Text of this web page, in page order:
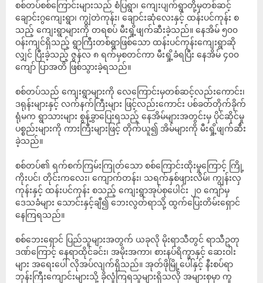
စစ်တပ်စစ်ကြောင်းများသည် စံပြရွာ၊ ကျေးပျက်ရွာတို့မှတစ်ဆင့်
ချောင်းဂွကျေးရွာ၊ ကျွဲတဲကုန်း၊ ချောင်းဆုံလေးနှင့် ထန်းပင်ကုန်း စ
သည့် ကျေးရွာများကို တရစပ် မီးရှို့ဖျက်ဆီးခဲ့သည်။ နေအိမ် ၅၀၀
ဝန်းကျင်ရှိသည့် ရွာကြီးတစ်ရွာဖြစ်သော ထန်းပင်ကုန်းကျေးရွာဆို
လျှင် ပြီးခဲ့သည့် ဇွန်လ ၈ ရက်မှစတင်ကာ မီးရှို့ခံရပြီး နေအိမ် ၄၀၀
ကျော် ပြာအတိ ဖြစ်သွားခဲ့ရသည်။
စစ်တပ်သည် ကျေးရွာများကို လေကြောင်းမှတစ်ဆင့်လည်းကောင်း၊
ဒရုန်းများနှင့် လက်နက်ကြီးများ ဖြင့်လည်းကောင်း ပစ်ခတ်တိုက်ခိုက်
ရုံမက ရွာသားများ စွန့်ခွာပြေးရသည့် နေအိမ်များအတွင်းမှ ပိုင်ဆိုင်မှု
ပစ္စည်းများကို ကားကြီးများဖြင့် တိုက်ယူ၍ အိမ်များကို မီးရှို့ဖျက်ဆီး
ခဲ့သည်။
စစ်တပ်၏ ရက်စက်ကြမ်းကြုတ်သော စစ်ကြောင်းထိုးမှုကြောင့် ကြို့
ကိုးပင်၊ တိုင်းကလေး၊ ကျောက်တန်း၊ သရက်နှစ်ဖျားလိမ်၊ ကျွန်းလှ
ကုန်းနှင့် ထန်းပင်ကုန်း စသည့် ကျေးရွာအုပ်စုပေါင်း ၂၀ ကျော်မှ
ဒေသခံများ သောင်းနှင့်ချီ၍ ဘေးလွတ်ရာသို့ ထွက်ပြေးတိမ်းရှောင်
နေကြရသည်။
စစ်ဘေးရှောင် ပြည်သူများအတွက် ယခုလို မိုးရာသီတွင် ရာသီဥတု
ဒဏ်ကြောင့် နေရာထိုင်ခင်း၊ အမိုးအကာ၊ စားနပ်ရိက္ခာနှင့် ဆေးဝါး
များ အရေးပေါ် လိုအပ်လျက်ရှိသည်။ အုတ်ဖိုမြို့ပေါ်နှင့် နီးစပ်ရာ
ဘုန်းကြီးကျောင်းများသို့ ခိုလှုံကြရသူများရှိသလို အများစုမှာ ကူ